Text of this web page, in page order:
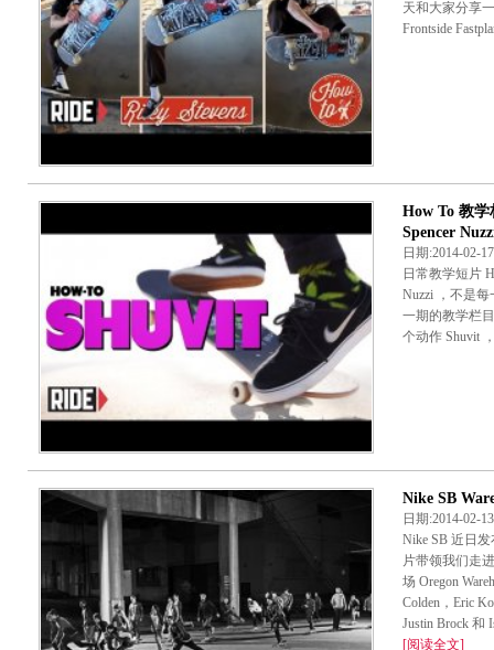
天和大家分享
Frontside
How To 教
Spencer
日期:2014-
日常教学短片
Nuzzi ，不是
一期的教学栏
个动作 Shuvit
Nike SB
日期:2014-
Nike SB 近日
片带领我们走
场 Oregon
Colden，Eric
Justin Brock 和
[阅读全文]